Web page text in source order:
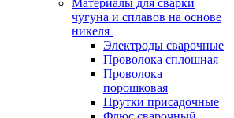
Материалы для сварки
чугуна и сплавов на основе
никеля
Электроды сварочные
Проволока сплошная
Проволока
порошковая
Прутки присадочные